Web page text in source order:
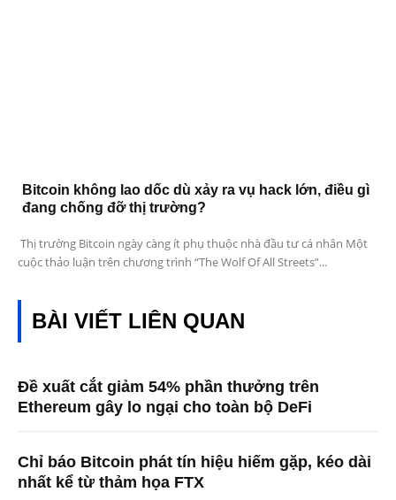
Bitcoin không lao dốc dù xảy ra vụ hack lớn, điều gì
đang chống đỡ thị trường?
Thị trường Bitcoin ngày càng ít phụ thuộc nhà đầu tư cá nhân Một
cuộc thảo luận trên chương trình “The Wolf Of All Streets”...
BÀI VIẾT LIÊN QUAN
Đề xuất cắt giảm 54% phần thưởng trên
Ethereum gây lo ngại cho toàn bộ DeFi
Chỉ báo Bitcoin phát tín hiệu hiếm gặp, kéo dài
nhất kể từ thảm họa FTX